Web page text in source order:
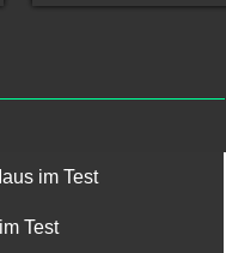
im Test
Test